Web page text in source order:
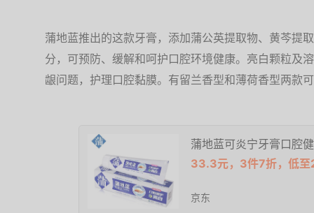
蒲地蓝推出的这款牙膏，添加蒲公英提取物、黄芩提
分，可预防、缓解和呵护口腔环境健康。亮白颗粒及
龈问题，护理口腔黏膜。有留兰香型和薄荷香型两款
蒲地蓝可炎宁牙膏口腔
33.3元，3件7折，低
京东